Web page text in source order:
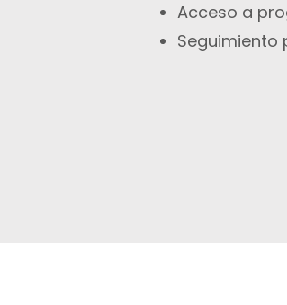
Acceso a